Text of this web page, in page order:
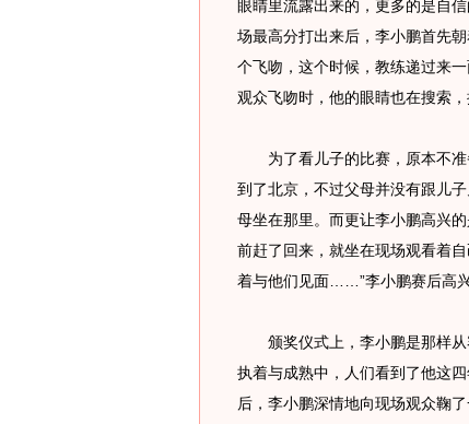
眼睛里流露出来的，更多的是自
场最高分打出来后，李小鹏首先
个飞吻，这个时候，教练递过来
观众飞吻时，他的眼睛也在搜索
为了看儿子的比赛，原本不准
到了北京，不过父母并没有跟儿
母坐在那里。而更让李小鹏高兴
前赶了回来，就坐在现场观看着
着与他们见面……”李小鹏赛后高兴
颁奖仪式上，李小鹏是那样从
执着与成熟中，人们看到了他这
后，李小鹏深情地向现场观众鞠